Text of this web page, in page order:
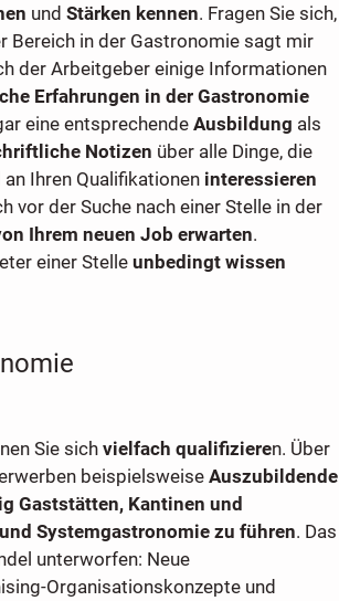
und Stärken kennen. Fragen Sie sich,
Bereich in der Gastronomie sagt mir
der Arbeitgeber einige Informationen
Erfahrungen in der Gastronomie
eine entsprechendeAusbildung als
Notizen über alle Dinge, die
Ihren Qualifikationen interessieren
vor der Suche nach einer Stelle in der
Ihrem neuen Job erwarten.
einer Stelleunbedingt wissen
Sie sich vielfach qualifizieren. Über
beispielsweise Auszubildende
Gaststätten, Kantinen und
Systemgastronomie zu führen. Das
unterworfen: Neue
Organisationskonzepte und